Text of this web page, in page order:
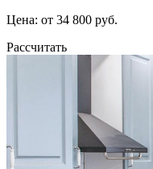
Цена: от 34 800 руб.
Рассчитать